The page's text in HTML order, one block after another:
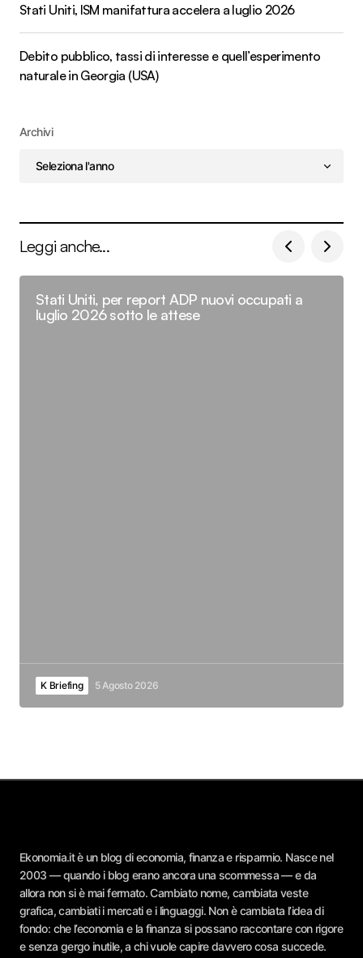
Stati Uniti, ISM manifattura accelera a luglio 2026
Debito pubblico, tassi di interesse e quell’esperimento
naturale in Georgia (USA)
Archivi
Leggi anche...
Stati Uniti, per report ADP nuovi occupati a
luglio 2026 sotto le attese
K Briefing 5 Agosto 2026
Ekonomia.it è un blog di economia, finanza e risparmio. Nasce nel
2003 — quando i blog erano ancora una scommessa — e da
allora non si è mai fermato. Cambiato nome, cambiata veste
grafica, cambiati i mercati e i linguaggi. Non è cambiata l’idea di
fondo: che l’economia e la finanza si possano raccontare con rigore
e senza gergo inutile, a chi vuole capire davvero cosa succede.